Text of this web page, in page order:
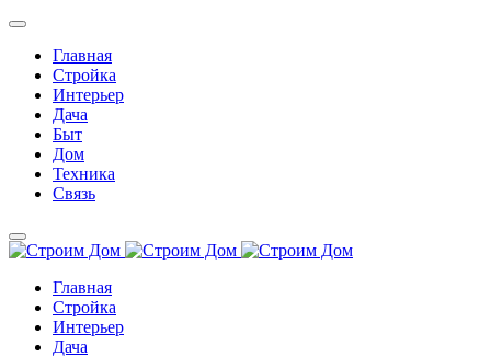
Главная
Стройка
Интерьер
Дача
Быт
Дом
Техника
Связь
Главная
Стройка
Интерьер
Дача